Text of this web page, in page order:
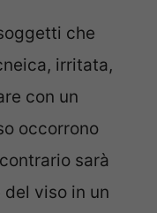
che
irritata,
con un
occorrono
sarà
viso in un